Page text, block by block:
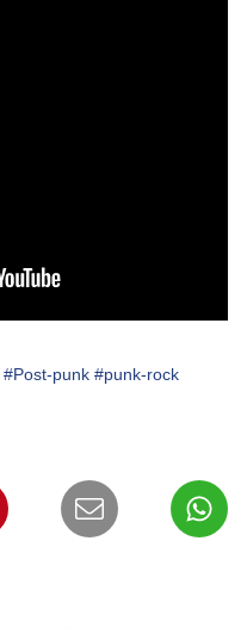
#Post-punk #punk-rock